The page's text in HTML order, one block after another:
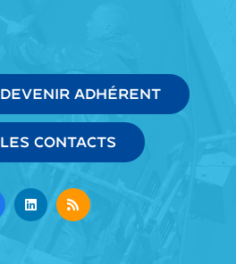
DEVENIR ADHÉRENT
LES CONTACTS